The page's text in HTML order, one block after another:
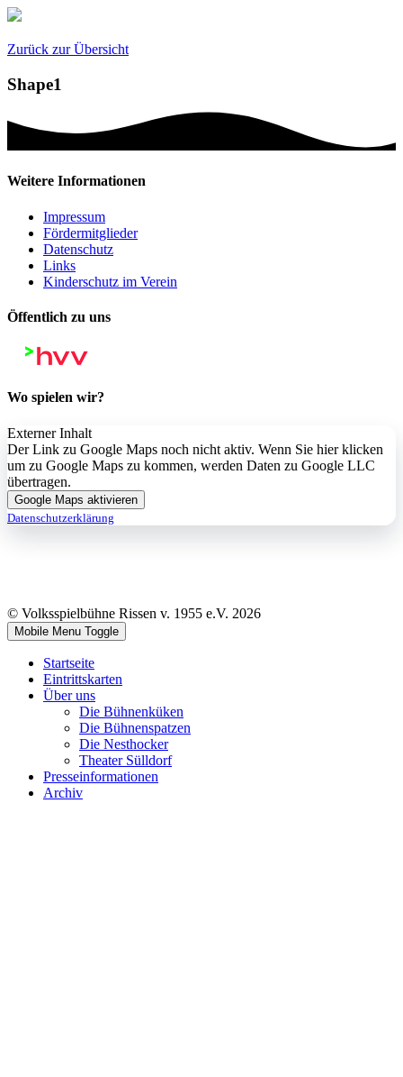
Zurück zur Übersicht
Shape1
Weitere Informationen
Impressum
Fördermitglieder
Datenschutz
Links
Kinderschutz im Verein
Öffentlich zu uns
Wo spielen wir?
Externer Inhalt
Der Link zu Google Maps noch nicht aktiv. Wenn Sie hier klicken
um zu Google Maps zu kommen, werden Daten zu Google LLC
übertragen.
Google Maps aktivieren
Datenschutzerklärung
© Volksspielbühne Rissen v. 1955 e.V. 2026
Mobile Menu Toggle
Startseite
Eintrittskarten
Über uns
Die Bühnenküken
Die Bühnenspatzen
Die Nesthocker
Theater Sülldorf
Presseinformationen
Archiv